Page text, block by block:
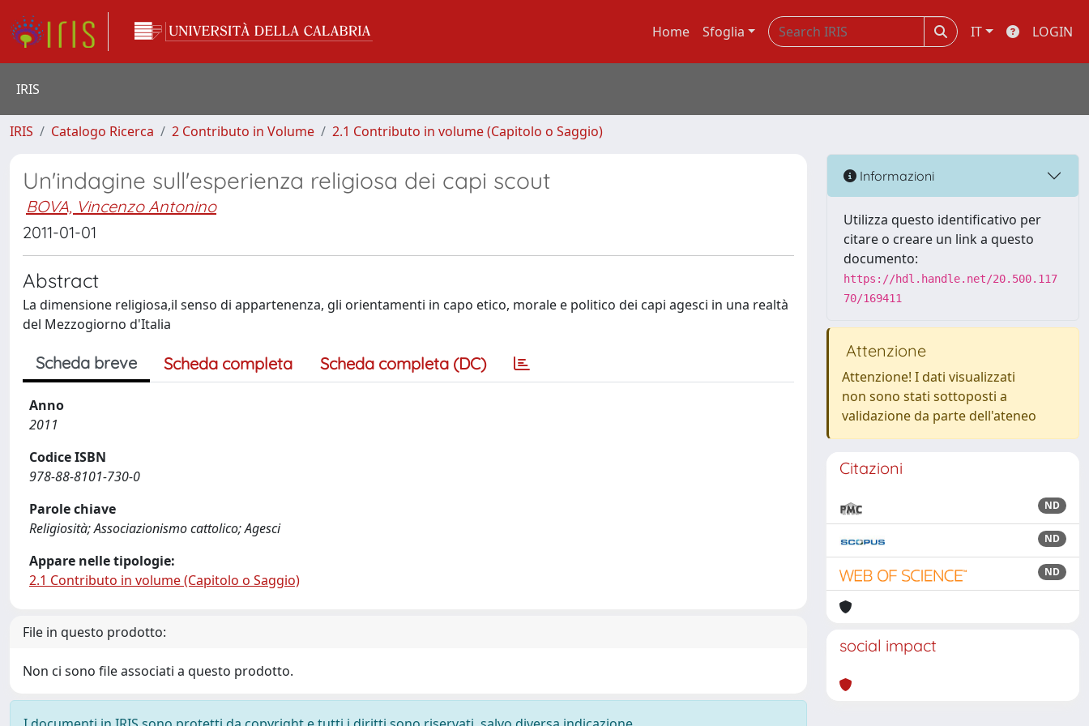
Home Sfoglia IT LOGIN
IRIS
IRIS Catalogo Ricerca 2 Contributo in Volume 2.1 Contributo in volume (Capitolo o Saggio)
Un'indagine sull'esperienza religiosa dei capi scout
BOVA, Vincenzo Antonino
2011-01-01
Abstract
La dimensione religiosa,il senso di appartenenza, gli orientamenti in capo etico, morale e politico dei capi agesci in una realtà
del Mezzogiorno d'Italia
Scheda breve Scheda completa Scheda completa (DC)
Anno
2011
Codice ISBN
978-88-8101-730-0
Parole chiave
Religiosità; Associazionismo cattolico; Agesci
Appare nelle tipologie:
2.1 Contributo in volume (Capitolo o Saggio)
File in questo prodotto:
Non ci sono file associati a questo prodotto.
Informazioni
Utilizza questo identificativo per
citare o creare un link a questo
documento:
https://hdl.handle.net/20.500.117
70/169411
Attenzione
Attenzione! I dati visualizzati
non sono stati sottoposti a
validazione da parte dell'ateneo
Citazioni
ND
ND
ND
social impact